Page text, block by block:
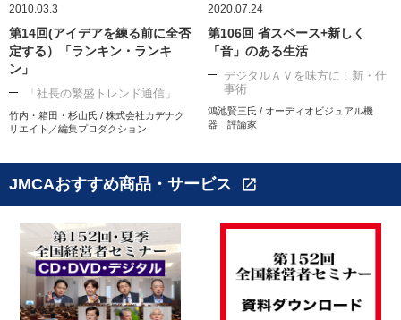
2010.03.3
第14回(アイデアを練る前に全否
定する）「ランキン・ランキ
ン」
「社長の繁盛トレンド通信」
竹内・箱田・杉山氏 / 株式会社カデナク
リエイト／編集プロダクション
2020.07.24
第106回 省スペース+新しく
「音」のある生活
デジタルＡＶを味方に！新・仕
事術
鴻池賢三氏 / オーディオビジュアル機
器 評論家
JMCAおすすめ商品・サービス open_in_new